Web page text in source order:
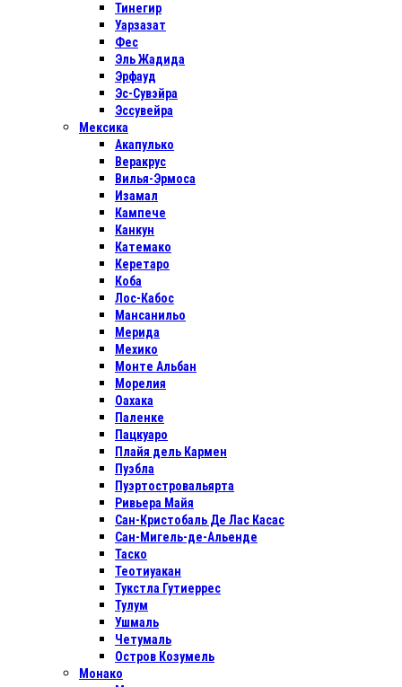
Тинегир
Уарзазат
Фес
Эль Жадида
Эрфауд
Эс-Сувэйра
Эссувейра
Мексика
Акапулько
Веракрус
Вилья-Эрмоса
Изамал
Кампече
Канкун
Катемако
Керетаро
Коба
Лос-Кабос
Мансанильо
Мерида
Мехико
Монте Альбан
Морелия
Оахака
Паленке
Пацкуаро
Плайя дель Кармен
Пуэбла
Пуэртостровальярта
Ривьера Майя
Сан-Кристобаль Де Лас Касас
Сан-Мигель-де-Альенде
Таско
Теотиуакан
Тукстла Гутиеррес
Тулум
Ушмаль
Четумаль
Остров Козумель
Монако